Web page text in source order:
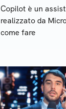
Copilot è un
realizzato da
come fare